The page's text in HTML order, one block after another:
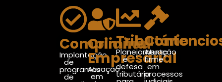
Compliance
Implantação
de
programas
de
Criminal
Empresarial
Atuação
em
Tributário
Planejamento
e
defesa
tributária
Atuação
firme
em
processos